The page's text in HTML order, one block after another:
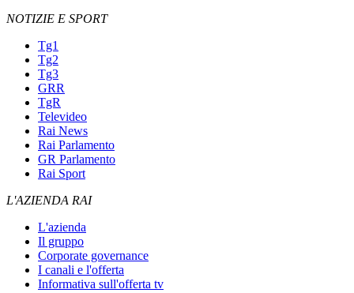
NOTIZIE E SPORT
Tg1
Tg2
Tg3
GRR
TgR
Televideo
Rai News
Rai Parlamento
GR Parlamento
Rai Sport
L'AZIENDA RAI
L'azienda
Il gruppo
Corporate governance
I canali e l'offerta
Informativa sull'offerta tv